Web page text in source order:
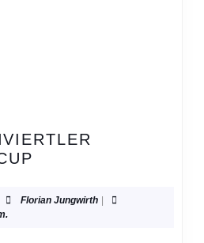
INNVIERTLER
Florian JungwirthFlorian
|